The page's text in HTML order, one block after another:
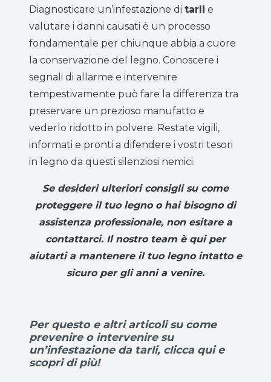
Diagnosticare un’infestazione di tarli e
valutare i danni causati è un processo
fondamentale per chiunque abbia a cuore
la conservazione del legno. Conoscere i
segnali di allarme e intervenire
tempestivamente può fare la differenza tra
preservare un prezioso manufatto e
vederlo ridotto in polvere. Restate vigili,
informati e pronti a difendere i vostri tesori
in legno da questi silenziosi nemici.
Se desideri ulteriori consigli su come
proteggere il tuo legno o hai bisogno di
assistenza professionale, non esitare a
contattarci. Il nostro team è qui per
aiutarti a mantenere il tuo legno intatto e
sicuro per gli anni a venire.
Per questo e altri articoli su come
prevenire o intervenire su
un’infestazione da tarli, clicca qui e
scopri di più!